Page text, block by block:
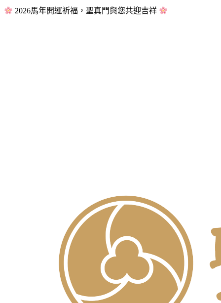
2026馬年開運祈福，聖真門與您共迎吉祥